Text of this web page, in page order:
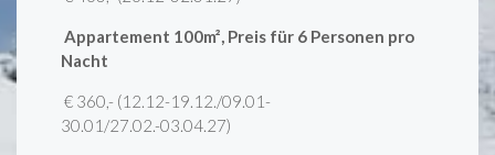
Appartement 100m², Preis für 6 Personen pro
Nacht
€ 360,- (12.12-19.12./09.01-
30.01/27.02.-03.04.27)